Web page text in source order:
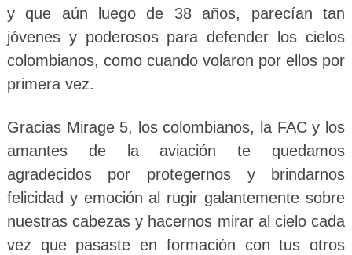
y que aún luego de 38 años, parecían tan
jóvenes y poderosos para defender los cielos
colombianos, como cuando volaron por ellos por
primera vez.
Gracias Mirage 5, los colombianos, la FAC y los
amantes de la aviación te quedamos
agradecidos por protegernos y brindarnos
felicidad y emoción al rugir galantemente sobre
nuestras cabezas y hacernos mirar al cielo cada
vez que pasaste en formación con tus otros